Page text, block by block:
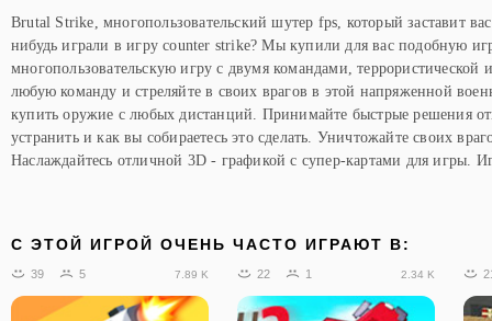
Brutal Strike, многопользовательский шутер fps, который заставит
нибудь играли в игру counter strike? Мы купили для вас подобную
многопользовательскую игру с двумя командами, террористической
любую команду и стреляйте в своих врагов в этой напряженной
купить оружие с любых дистанций. Принимайте быстрые решения
устранить и как вы собираетесь это сделать. Уничтожайте своих
Наслаждайтесь отличной 3D - графикой с супер-картами для игры.
C ЭТОЙ ИГРОЙ ОЧЕНЬ ЧАСТО ИГРАЮТ В:
39 5 7.89 K 22 1 2.34 K